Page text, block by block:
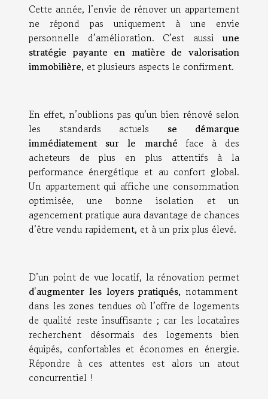
Cette année, l’envie de rénover un appartement
ne répond pas uniquement à une envie
personnelle d’amélioration. C’est aussiune
stratégie payante en matière de valorisation
immobilière, et plusieurs aspects le confirment.
En effet, n’oublions pas qu’un bien rénové selon
les standards actuels se démarque
immédiatement sur le marchéface à des
acheteurs de plus en plus attentifs à la
performance énergétique et au confort global.
Un appartement qui affiche une consommation
optimisée, une bonne isolation et un
agencement pratique aura davantage de chances
d’être vendu rapidement, et à un prix plus élevé.
D’un point de vue locatif, la rénovation permet
d’augmenter les loyers pratiqués, notamment
dans les zones tendues où l’offre de logements
de qualité reste insuffisante ; car les locataires
recherchent désormais des logements bien
équipés, confortables et économes en énergie.
Répondre à ces attentes est alors un atout
concurrentiel !